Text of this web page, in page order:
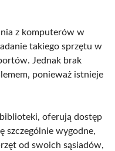
z komputerów w
takiego sprzętu w
Jednak brak
ponieważ istnieje
oferują dostęp
szczególnie wygodne,
od swoich sąsiadów,